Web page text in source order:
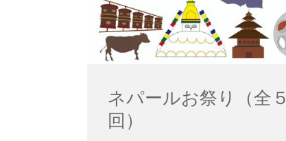
ネパールお祭り（全５
回）